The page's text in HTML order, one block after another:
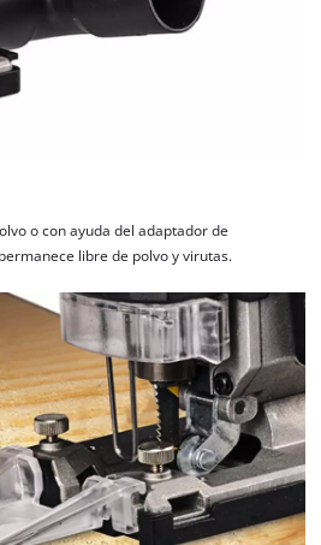
o con ayuda del adaptador de
libre de polvo y virutas.